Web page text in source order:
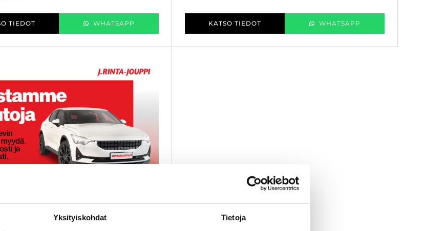
Yksityiskohdat Tietoja
TIEDOT WHATSAPP KATSO TIEDOT WHATSAPP